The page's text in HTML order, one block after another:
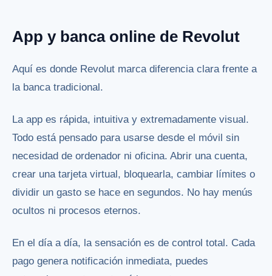
App y banca online de Revolut
Aquí es donde Revolut marca diferencia clara frente a
la banca tradicional.
La app es rápida, intuitiva y extremadamente visual.
Todo está pensado para usarse desde el móvil sin
necesidad de ordenador ni oficina. Abrir una cuenta,
crear una tarjeta virtual, bloquearla, cambiar límites o
dividir un gasto se hace en segundos. No hay menús
ocultos ni procesos eternos.
En el día a día, la sensación es de control total. Cada
pago genera notificación inmediata, puedes